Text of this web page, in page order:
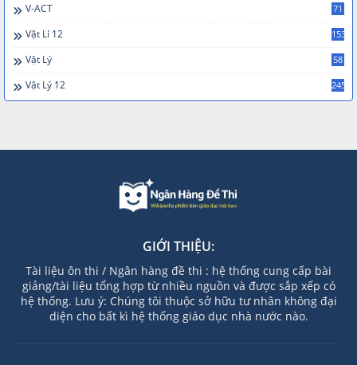
V-ACT 71
Vật Lí 12 153
Vật Lý 58
Vật Lý 12 245
GIỚI THIỆU:
Tài liệu ôn thi / Ngân hàng đề thi : hệ thống cung cấp bài
giảng/tài liệu tổng hợp từ nhiều nguồn và được sắp xếp có
hệ thống. Lưu ý: Chúng tôi thuộc sở hữu tư nhân không đại
diện cho bất kì hệ thống giáo dục nhà nước nào.